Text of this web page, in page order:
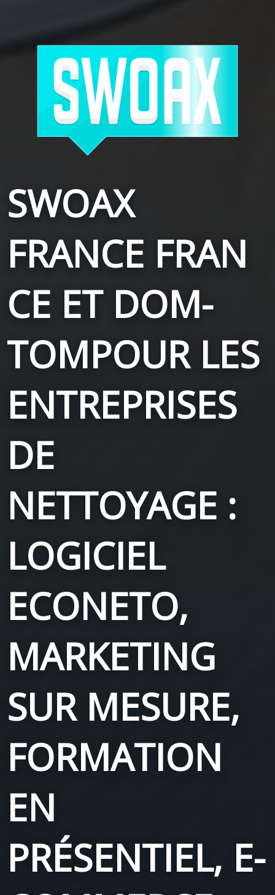
SWOAX
FRANCE FRAN
CE ET DOM-
TOMPOUR LES
ENTREPRISES
DE
NETTOYAGE :
LOGICIEL
ECONETO,
MARKETING
SUR MESURE,
FORMATION
EN
PRÉSENTIEL, E-